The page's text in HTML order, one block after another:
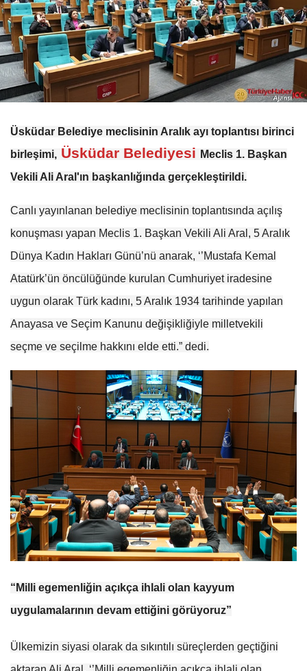
Üsküdar Belediye meclisinin Aralık ayı toplantısı birinci
birleşimi, Üsküdar Belediyesi Meclis 1. Başkan
Vekili Ali Aral'ın başkanlığında gerçekleştirildi.
Canlı yayınlanan belediye meclisinin toplantısında açılış
konuşması yapan Meclis 1. Başkan Vekili Ali Aral, 5 Aralık
Dünya Kadın Hakları Günü’nü anarak, ‘’Mustafa Kemal
Atatürk’ün öncülüğünde kurulan Cumhuriyet iradesine
uygun olarak Türk kadını, 5 Aralık 1934 tarihinde yapılan
Anayasa ve Seçim Kanunu değişikliğiyle milletvekili
seçme ve seçilme hakkını elde etti.” dedi.
“Milli egemenliğin açıkça ihlali olan kayyum
uygulamalarının devam ettiğini görüyoruz”
Ülkemizin siyasi olarak da sıkıntılı süreçlerden geçtiğini